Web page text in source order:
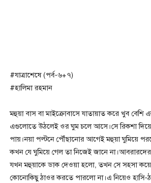
#যাত্রাশেষে (পর্ব-৬+৭)
#হালিমা রহমান
মহুয়া বাস বা মাইক্রোবাসে যাতায়াত করে খুব বেশি
এগুলোতে উঠলেই ওর ঘুম চলে আসে।সে রিকশা
পায়।নয়া পল্টনে পৌঁছানোর আগেই মহুয়া ঘুমিয়ে
কখন যে ঘুমিয়ে গেল তা নিজেই জানে
যখন মহুয়াকে ডাক দেওয়া হলো, তখন সে সহসা
কোনোকিছু ঠাওর করতে পারলো না।এ নিয়েও হাসি-